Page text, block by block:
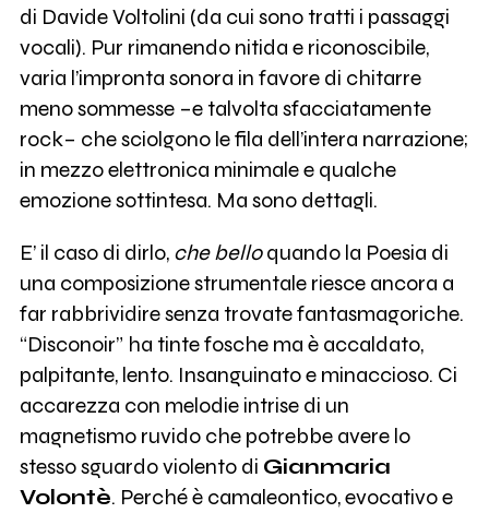
di Davide Voltolini (da cui sono tratti i passaggi
vocali). Pur rimanendo nitida e riconoscibile,
varia l’impronta sonora in favore di chitarre
meno sommesse –e talvolta sfacciatamente
rock– che sciolgono le fila dell’intera narrazione;
in mezzo elettronica minimale e qualche
emozione sottintesa. Ma sono dettagli.
E’ il caso di dirlo, che belloquando la Poesia di
una composizione strumentale riesce ancora a
far rabbrividire senza trovate fantasmagoriche.
“Disconoir” ha tinte fosche ma è accaldato,
palpitante, lento. Insanguinato e minaccioso. Ci
accarezza con melodie intrise di un
magnetismo ruvido che potrebbe avere lo
stesso sguardo violento di Gianmaria
Volontè. Perché è camaleontico, evocativo e